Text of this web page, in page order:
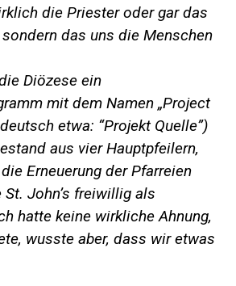
die Priester oder gar das
das uns die Menschen
Diözese ein
mit dem Namen „Project
etwa: “Projekt Quelle”)
aus vier Hauptpfeilern,
Erneuerung der Pfarreien
John’s freiwillig als
hatte keine wirkliche Ahnung,
wusste aber, dass wir etwas